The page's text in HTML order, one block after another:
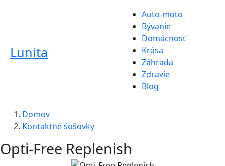
Lunita
Auto-moto
Bývanie
Domácnosť
Krása
Záhrada
Zdravie
Blog
Domov
Kontaktné šošovky
Opti-Free Replenish